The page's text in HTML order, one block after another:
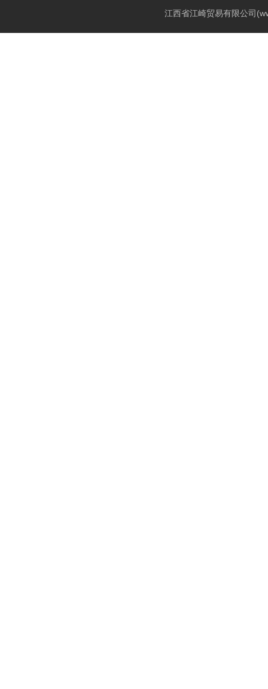
江西省江崎贸易有限公司